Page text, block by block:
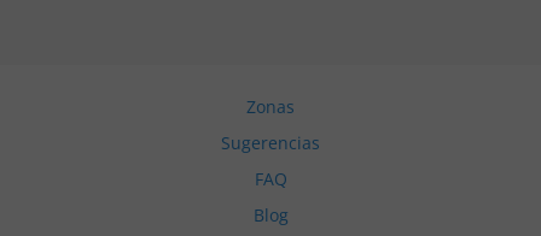
Zonas
Sugerencias
FAQ
Blog